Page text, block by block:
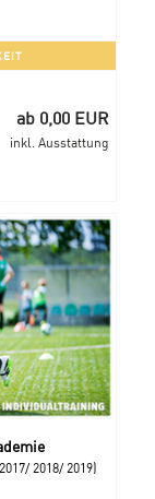
ab 0,00 EUR
inkl. Ausstattung
2018/ 2019)